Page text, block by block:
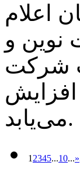
اعلام
نوین و
شرکت
می‌یابد.
12345...10...»